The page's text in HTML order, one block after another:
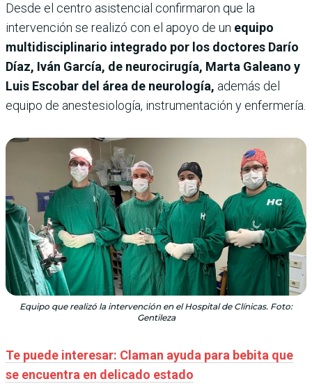
Desde el centro asistencial confirmaron que la
intervención se realizó con el apoyo de un equipo
multidisciplinario integrado por los doctores Darío
Díaz, Iván García, de neurocirugía, Marta Galeano y
Luis Escobar del área de neurología, además del
equipo de anestesiología, instrumentación y enfermería.
Equipo que realizó la intervención en el Hospital de Clínicas. Foto:
Gentileza
Te puede interesar: Claman ayuda para bebita que
se encuentra en delicado estado